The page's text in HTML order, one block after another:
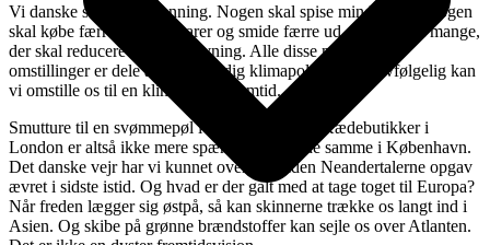
Vi danske skal på afvænning. Nogen skal spise mindre kød. Nogen
skal købe færre forbrugsvarer og smide færre ud. Og så er vi mange,
der skal reducere brug af flyvning. Alle disse nødvendige
omstillinger er dele af en retfærdig klimapolitik. Og selvfølgelig kan
vi omstille os til en klimavenlig fremtid.
Smutture til en svømmepøl i Dubai må udgå. Kædebutikker i
London er altså ikke mere spændende end de samme i København.
Det danske vejr har vi kunnet overleve siden Neandertalerne opgav
ævret i sidste istid. Og hvad er der galt med at tage toget til Europa?
Når freden lægger sig østpå, så kan skinnerne trække os langt ind i
Asien. Og skibe på grønne brændstoffer kan sejle os over Atlanten.